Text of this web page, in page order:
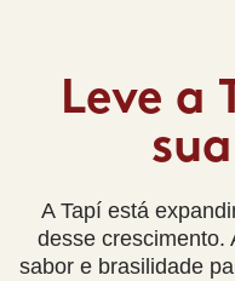
Leve a
A Tapí está
desse crescimento.
sabor e brasilidade